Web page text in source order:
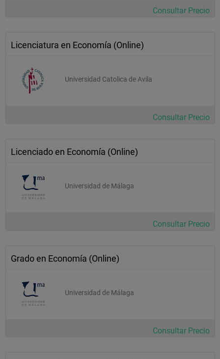
Consultar Precio
Licenciatura en Economía (Online)
Universidad Catolica de Avila
Consultar Precio
Licenciado en Economía (Online)
Universidad de Málaga
Consultar Precio
Grado en Economía (Online)
Universidad de Málaga
Consultar Precio